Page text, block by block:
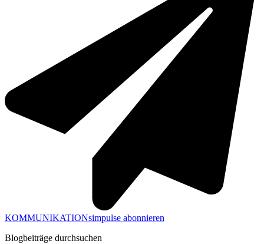
KOMMUNIKATIONsimpulse abonnieren
Blogbeiträge durchsuchen